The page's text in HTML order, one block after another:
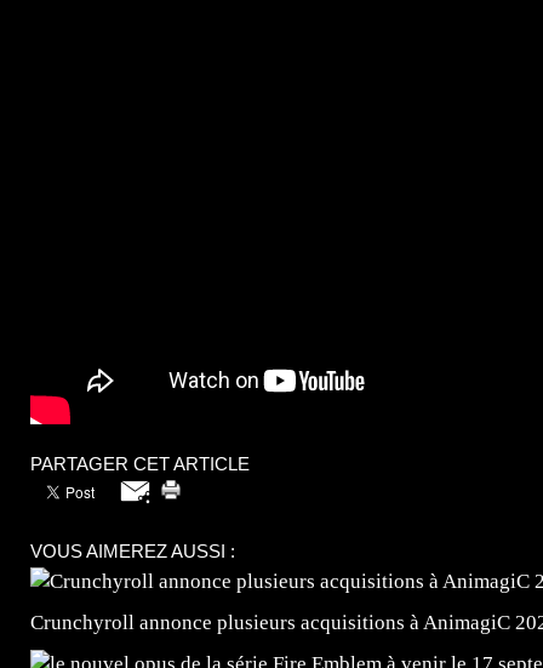
PARTAGER CET ARTICLE
VOUS AIMEREZ AUSSI :
Crunchyroll annonce plusieurs acquisitions à AnimagiC